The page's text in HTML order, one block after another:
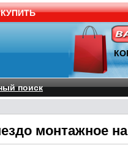
поиск
монтажное